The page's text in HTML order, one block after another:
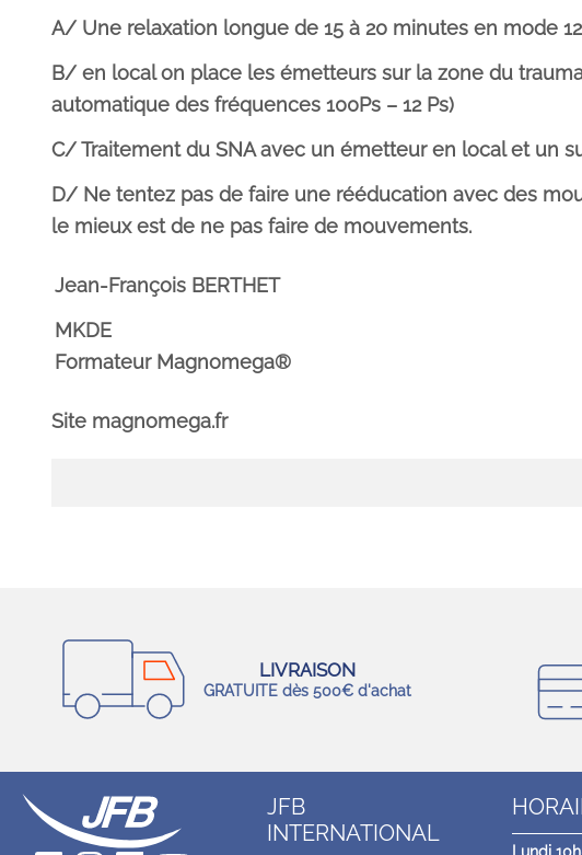
A/ Une relaxation longue de 15 à 20 minutes en mode
B/ en local on place les émetteurs sur la zone du
automatique des fréquences 100Ps – 12 Ps)
C/ Traitement du SNA avec un émetteur en local et un
D/ Ne tentez pas de faire une rééducation avec des
le mieux est de ne pas faire de mouvements.
Jean-François BERTHET
MKDE
Formateur Magnomega®
Site magnomega.fr
LIVRAISON
GRATUITE dès 500€ d'achat
JFB
INTERNATIONAL